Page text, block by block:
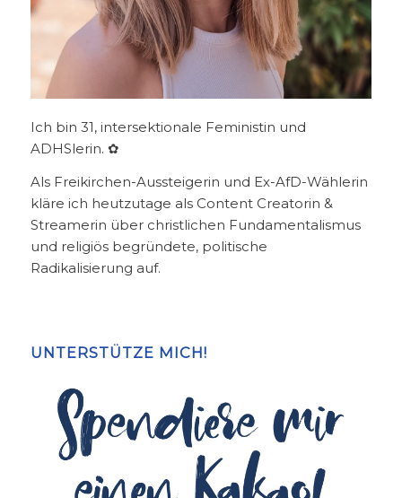
Ich bin 31, intersektionale Feministin und
ADHSlerin. ✿
Als Freikirchen-Aussteigerin und Ex-AfD-Wählerin
kläre ich heutzutage als Content Creatorin &
Streamerin über christlichen Fundamentalismus
und religiös begründete, politische
Radikalisierung auf.
UNTERSTÜTZE MICH!